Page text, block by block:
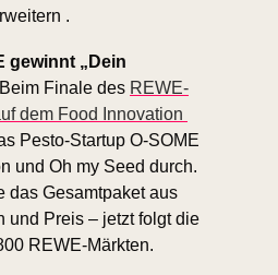
.
gewinnt „Dein
Beim Finale des REWE-
dem Food Innovation
Pesto-Startup O-SOME
und Oh my Seed durch.
das Gesamtpaket aus
und Preis – jetzt folgt die
REWE-Märkten.